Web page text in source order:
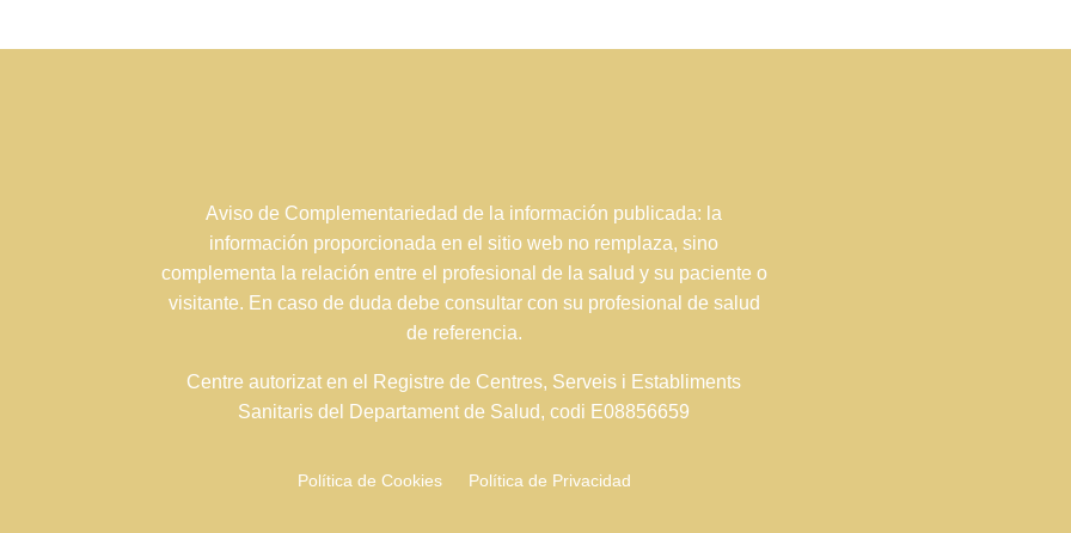
Aviso de Complementariedad de la información publicada: la
información proporcionada en el sitio web no remplaza, sino
complementa la relación entre el profesional de la salud y su paciente o
visitante. En caso de duda debe consultar con su profesional de salud
de referencia.
Centre autorizat en el Registre de Centres, Serveis i Establiments
Sanitaris del Departament de Salud, codi E08856659
Política de Cookies Política de Privacidad